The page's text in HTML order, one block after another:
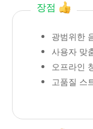
장점
광범위한
사용자 맞
오프라인
고품질 스